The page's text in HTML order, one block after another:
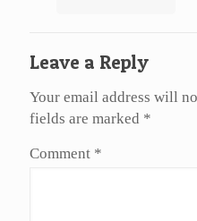
Leave a Reply
Your email address will
fields are marked *
Comment *